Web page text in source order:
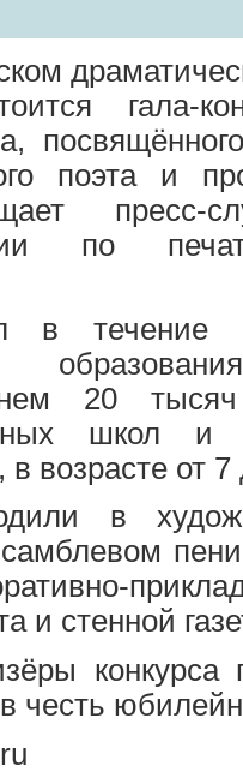
гала-
поэта и
пресс-
по
в течение
20
школ и
возрасте от 7
в
и стенной
честь